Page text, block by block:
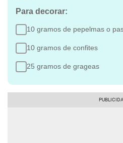
Para decorar:
10 gramos de pepelmas o
10 gramos de confites
25 gramos de grageas